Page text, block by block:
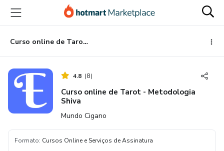
para
conteúdo
principal
para
pagamento
para
rodapé
Curso online de Tarot - Metodologia Shiva
4.8 (8)
Curso online de Tarot - Metodologia
Shiva
Mundo Cigano
Formato: Cursos Online e Serviços de Assinatura